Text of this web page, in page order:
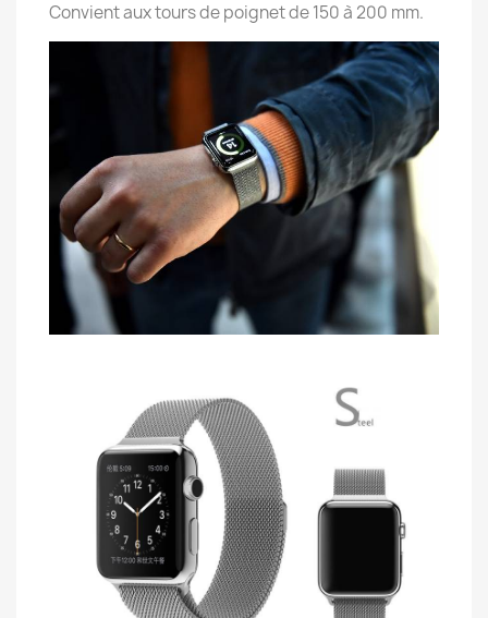
Convient aux tours de poignet de 150 à 200 mm.